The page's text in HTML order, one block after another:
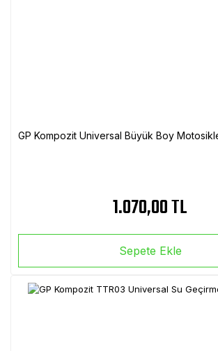
GP Kompozit Universal Büyük Boy
1.070,00 TL
Sepete Ekle